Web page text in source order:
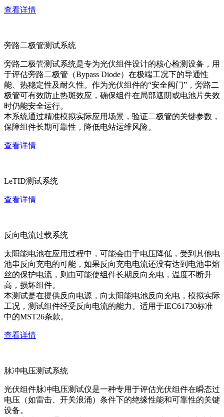
查看详情
旁路二极管测试系统
旁路二极管测试系统是专为光伏组件设计的核心检测设备，用
于评估旁路二极管（Bypass Diode）在极端工况下的导通性
能、热稳定性及耐久性。作为光伏组件的“安全阀门”，旁路二
极管可有效防止热斑效应，确保组件在局部遮阴或电池片失效
时仍能安全运行。
本系统通过精准模拟实际应用场景，验证二极管的关键参数，
保障组件长期可靠性，降低电站运维风险。
查看详情
LeTID测试系统
查看详情
反向电流过载系统
太阳能电池在应用过程中，可能会由于电压降低，受到其他电
池串反向充电的可能，如果反向充电电流还没有达到电池串熔
丝的保护电流，则由可能使组件长期反向充电，温度不断升
高，损坏组件。
本测试是在提供反向电源，向太阳能电池反向充电，模拟实际
工况，测试组件经受反向电流的能力。适用于IEC61730标准
中的MST26条款。
查看详情
脉冲电压测试系统
光伏组件脉冲电压测试仪是一种专用于评估光伏组件在瞬态过
电压（如雷击、开关浪涌）条件下的绝缘性能和可靠性的关键
设备。